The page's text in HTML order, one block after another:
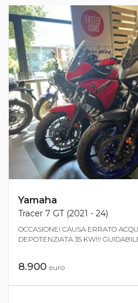
Yamaha
Tracer 7 GT (2021 - 24)
OCCASIONE! CAUSA ERRATO
DEPOTENZIATA 35 KW!!!
8.900 euro